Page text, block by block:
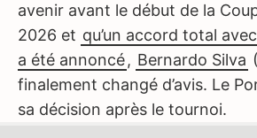
avenir avant le début de la
2026 et qu’un accord total
a été annoncé, Bernardo Silva
finalement changé d’avis. Le
sa décision après le tournoi.